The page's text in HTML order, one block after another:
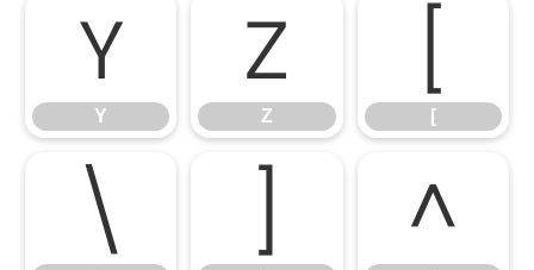
Y
Y
Z
Z [
\ ^